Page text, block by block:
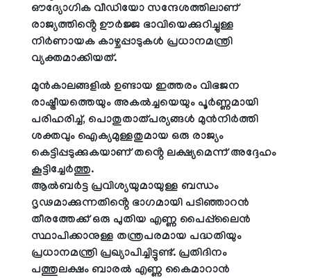
ഔദ്യോഗിക വീഡിയോ സന്ദേശത്തിലാണ്
രാജ്യത്തിൻ്റെ ഊർജ്ജ ഭാവിയെക്കുറിച്ചുള്ള
നിർണായക കാഴ്ചപ്പാടുകൾ പ്രധാനമന്ത്രി
വ്യക്തമാക്കിയത്.
മുൻകാലങ്ങളിൽ ഉണ്ടായ ഇത്തരം വിഭജന
രാഷ്ട്രീയത്തെയും അകൽച്ചയെയും പൂർണ്ണമായി
പരിഹരിച്ച്, പൊതുതാത്പര്യങ്ങൾ മുൻനിർത്തി
ശക്തവും ഐക്യമുള്ളതുമായ ഒരു രാജ്യം
കെട്ടിപ്പടുക്കുകയാണ് തൻ്റെ ലക്ഷ്യമെന്ന് അദ്ദേഹം
കൂട്ടിച്ചേർത്തു.
ആൽബർട്ട പ്രവിശ്യയുമായുള്ള ബന്ധം
ദൃഢമാക്കുന്നതിൻ്റെ ഭാഗമായി പടിഞ്ഞാറൻ
തീരത്തേക്ക് ഒരു പുതിയ എണ്ണ പൈപ്പ്‌ലൈൻ
സ്ഥാപിക്കാനുള്ള തന്ത്രപരമായ പദ്ധതിയും
പ്രധാനമന്ത്രി പ്രഖ്യാപിച്ചിട്ടുണ്ട്. പ്രതിദിനം
പത്തുലക്ഷം ബാരൽ എണ്ണ കൈമാറാൻ